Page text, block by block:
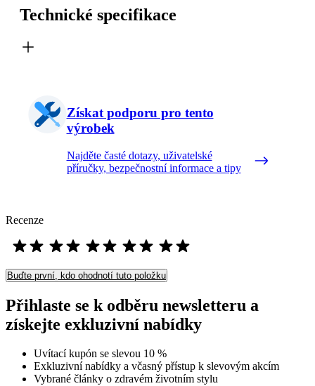
Technické specifikace
Získat podporu pro tento
výrobek
Najděte časté dotazy, uživatelské
příručky, bezpečnostní informace a tipy
Recenze
Buďte první, kdo ohodnotí tuto položku
Přihlaste se k odběru newsletteru a
získejte exkluzivní nabídky
Uvítací kupón se slevou 10 %
Exkluzivní nabídky a včasný přístup k slevovým akcím
Vybrané články o zdravém životním stylu